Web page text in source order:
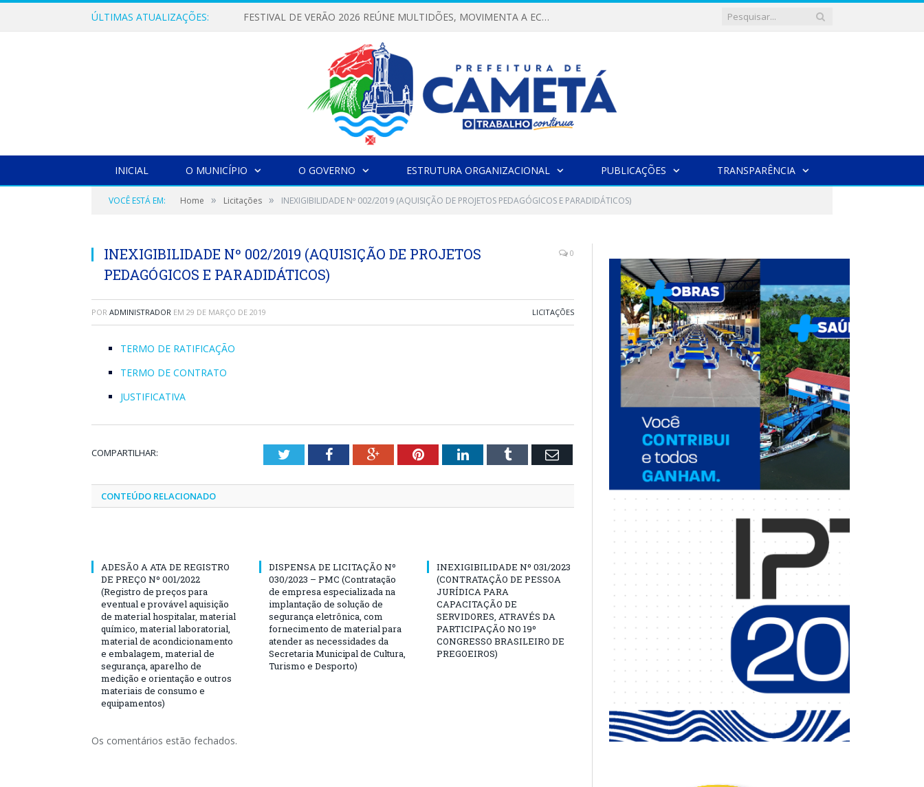
ÚLTIMAS ATUALIZAÇÕES: FESTIVAL DE VERÃO 2026 REÚNE MULTIDÕES, MOVIMENTA A ECONOMIA E FORTALECE A CULTURA LOCAL
INICIAL O MUNICÍPIO O GOVERNO ESTRUTURA ORGANIZACIONAL PUBLICAÇÕES TRANSPARÊNCIA
VOCÊ ESTÁ EM: Home » Licitações » INEXIGIBILIDADE Nº 002/2019 (AQUISIÇÃO DE PROJETOS PEDAGÓGICOS E PARADIDÁTICOS)
INEXIGIBILIDADE Nº 002/2019 (AQUISIÇÃO DE PROJETOS
PEDAGÓGICOS E PARADIDÁTICOS)
0
POR ADMINISTRADOR EM 29 DE MARÇO DE 2019 LICITAÇÕES
TERMO DE RATIFICAÇÃO
TERMO DE CONTRATO
JUSTIFICATIVA
COMPARTILHAR: TwitterFacebookGoogle+PinterestLinkedInTumblr Email
CONTEÚDO RELACIONADO
ADESÃO A ATA DE REGISTRO
DE PREÇO Nº 001/2022
(Registro de preços para
eventual e provável aquisição
de material hospitalar, material
químico, material laboratorial,
material de acondicionamento
e embalagem, material de
segurança, aparelho de
medição e orientação e outros
materiais de consumo e
equipamentos)
DISPENSA DE LICITAÇÃO Nº
030/2023 – PMC (Contratação
de empresa especializada na
implantação de solução de
segurança eletrônica, com
fornecimento de material para
atender as necessidades da
Secretaria Municipal de Cultura,
Turismo e Desporto)
INEXIGIBILIDADE Nº 031/2023
(CONTRATAÇÃO DE PESSOA
JURÍDICA PARA
CAPACITAÇÃO DE
SERVIDORES, ATRAVÉS DA
PARTICIPAÇÃO NO 19º
CONGRESSO BRASILEIRO DE
PREGOEIROS)
Os comentários estão fechados.